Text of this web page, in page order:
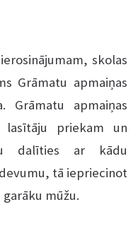
skolas
Grāmatu apmaiņas
Grāmatu apmaiņas
lasītāju priekam un
dalīties ar kādu
tā iepriecinot
mūžu.